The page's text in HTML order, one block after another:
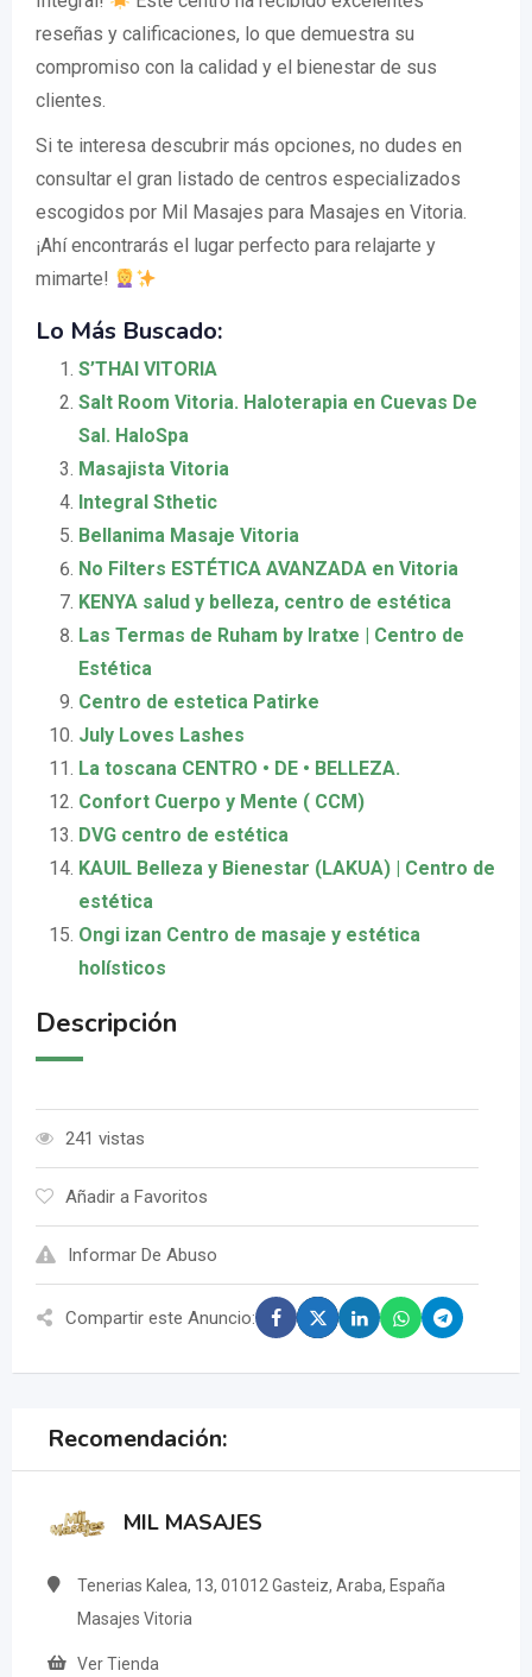
reseñas y calificaciones, lo que demuestra su
compromiso con la calidad y el bienestar de sus
clientes.
Si te interesa descubrir más opciones, no dudes en
consultar el gran listado de centros especializados
escogidos por Mil Masajes para Masajes en Vitoria.
¡Ahí encontrarás el lugar perfecto para relajarte y
mimarte!
Lo Más Buscado:
S’THAI VITORIA
Salt Room Vitoria. Haloterapia en Cuevas De
Sal. HaloSpa
Masajista Vitoria
Integral Sthetic
Bellanima Masaje Vitoria
No Filters ESTÉTICA AVANZADA en Vitoria
KENYA salud y belleza, centro de estética
Las Termas de Ruham by Iratxe | Centro de
Estética
Centro de estetica Patirke
July Loves Lashes
La toscana CENTRO • DE • BELLEZA.
Confort Cuerpo y Mente ( CCM)
DVG centro de estética
KAUIL Belleza y Bienestar (LAKUA) | Centro de
estética
Ongi izan Centro de masaje y estética
holísticos
Descripción
241 vistas
Añadir a Favoritos
Informar De Abuso
Compartir este Anuncio:
Recomendación:
MIL MASAJES
Tenerias Kalea, 13, 01012 Gasteiz, Araba, España
Masajes Vitoria
Ver Tienda